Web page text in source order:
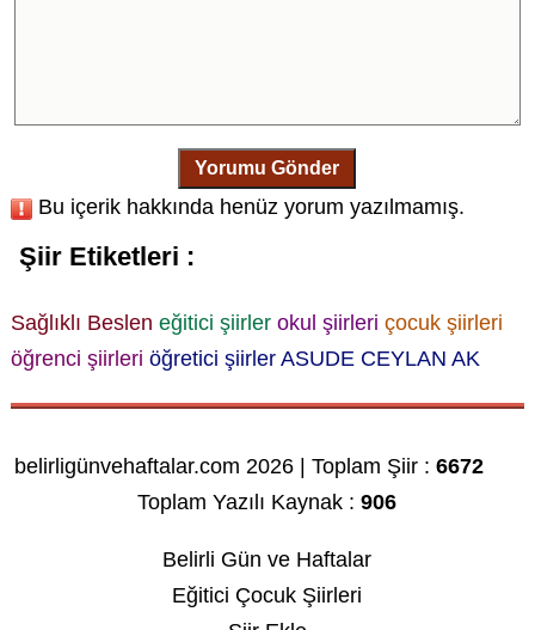
Yorumu Gönder
Bu içerik hakkında henüz yorum yazılmamış.
Şiir Etiketleri :
Sağlıklı Beslen eğitici şiirler okul şiirleri çocuk şiirleri
öğrenci şiirleri öğretici şiirler ASUDE CEYLAN AK
belirligünvehaftalar.com 2026 | Toplam Şiir :6672
Toplam Yazılı Kaynak :906
Belirli Gün ve Haftalar
Eğitici Çocuk Şiirleri